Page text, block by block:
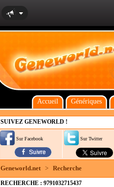
Accueil Génériques
SUIVEZ GENEWORLD !
Sur Facebook Sur Twitter
Geneworld.net > Recherche
RECHERCHE : 9791032715437